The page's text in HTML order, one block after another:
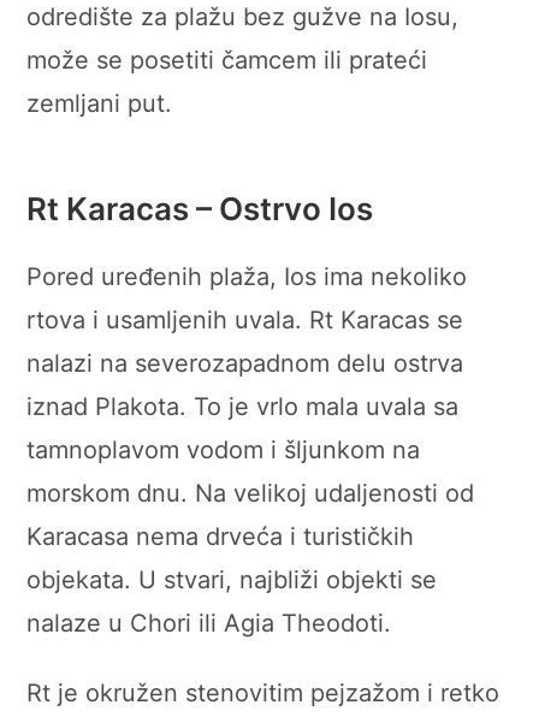
odredište za plažu bez gužve na Iosu,
može se posetiti čamcem ili prateći
zemljani put.
Rt Karacas – Ostrvo Ios
Pored uređenih plaža, Ios ima nekoliko
rtova i usamljenih uvala. Rt Karacas se
nalazi na severozapadnom delu ostrva
iznad Plakota. To je vrlo mala uvala sa
tamnoplavom vodom i šljunkom na
morskom dnu. Na velikoj udaljenosti od
Karacasa nema drveća i turističkih
objekata. U stvari, najbliži objekti se
nalaze u Chori ili Agia Theodoti.
Rt je okružen stenovitim pejzažom i retko